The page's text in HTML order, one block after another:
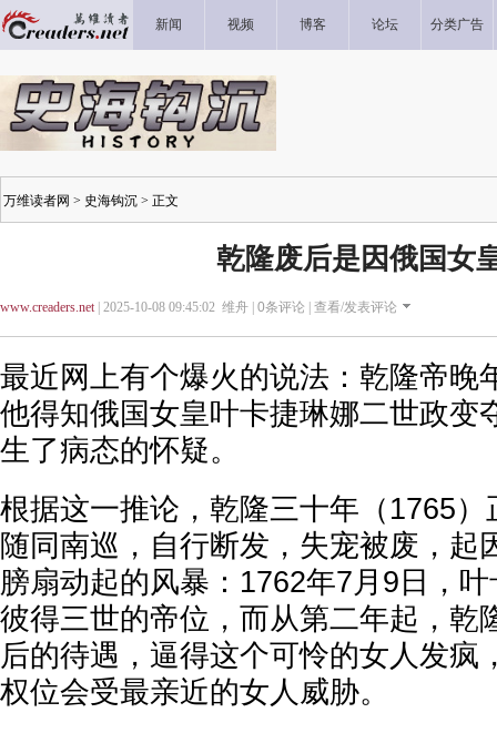
新闻 视频 博客 论坛 分类广告
万维读者网 > 史海钩沉 > 正文
乾隆废后是因俄国女
www.creaders.net| 2025-10-08 09:45:02 维舟 | 0条评论 | 查看/发表评论
最近网上有个爆火的说法：乾隆帝晚
他得知俄国女皇叶卡捷琳娜二世政变
生了病态的怀疑。
根据这一推论，乾隆三十年（1765
随同南巡，自行断发，失宠被废，起
膀扇动起的风暴：1762年7月9日，
彼得三世的帝位，而从第二年起，乾
后的待遇，逼得这个可怜的女人发疯
权位会受最亲近的女人威胁。